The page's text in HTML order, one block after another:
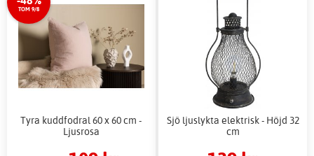
TOM 9/8
Tyra kuddfodral 60 x 60 cm -
Ljusrosa
Sjö ljuslykta elektrisk - Höjd 32
cm